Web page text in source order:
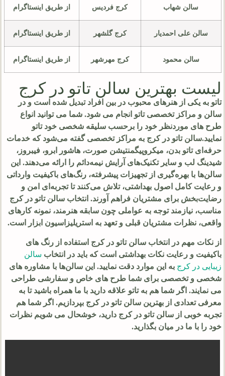
سالن شهاب کرج فردیس از طریق اینستاگرام
سالن علی احمدیار کرج گلشهر از طریق اینستاگرام
سالن محمود کرج مهرشهر از طریق اینستاگرام
لیست بهترین سالن تاتو در کرج
تاتو به یکی از هنرهای محبوب در بین افراد تبدیل شده است و در
سالن و مراکز تخصصی تاتو انجام می شود. شما می توانید انواع
طرح های موردنظر خود را برحسب سلیقه شخصی خود تاتو
نمایید.سالن تاتو در کرج به مراکز تخصصی گفته می‌شود که خدمات
حرفه‌ای تاتو بدن، میکروپیگمنتیشن صورت، هاشور ابرو، فیبروز،
شیدینگ لب و سایر تکنیک‌های آرایش نیمه‌دائم را ارائه می‌دهند. این
سالن‌ها با بهره‌گیری از تجهیزات پیشرفته، رنگ‌های باکیفیت وارداتی
و رعایت کامل اصول بهداشتی، تلاش می‌کنند تا تجربه‌ای امن و
رضایت‌بخش برای مشتریان فراهم آورند. انتخاب سالن تاتو در کرج
مناسب، نیازمند توجه به عواملی چون سابقه هنرمند، نمونه کارهای
واقعی، نظرات مشتریان قبلی و تعهد به استریلیزاسیون ابزار است.
از نکات مهم در انتخاب سالن تاتو در کرج استفاده از رنگ های
باکیفیت و رعایت نکات بهداشتی است که باید در انتخاب سالن
زیبایی در کرج به این موارد دقت نمایید. این سالن‌ها با مشاوره‌ های
شخصی و تخصصی برای شما طرح های خاص و سفارشی طراحی
می نمایند. اگر شما هم به تاتو علاقه دارید با ما همراه باشید تا به
معرفی تعدادی از بهترین سالن تاتو در کرج بپردازیم. اگر شما هم
تجربه خوبی از سالن تاتو در کرج دارید، خوشحال می شویم نظرات
خود را با ما در میان بگذارید.